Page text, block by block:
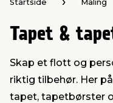
og vegger
og tilbehør
& levegger
av verktøy
Startside Maling
Tapet &
Skap et flott og
riktig tilbehør. Her
tapet, tapetbørster